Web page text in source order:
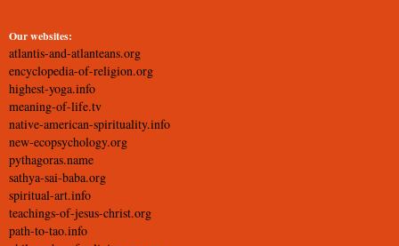
Our websites:
atlantis-and-atlanteans.org
encyclopedia-of-religion.org
highest-yoga.info
meaning-of-life.tv
native-american-spirituality.info
new-ecopsychology.org
pythagoras.name
sathya-sai-baba.org
spiritual-art.info
teachings-of-jesus-christ.org
path-to-tao.info